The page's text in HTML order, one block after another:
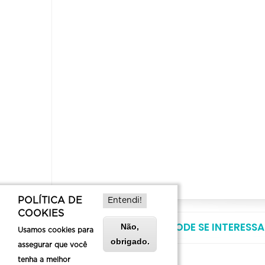
VOCÊ TAMBÉM PODE SE
POLÍTICA DE
COOKIES
Usamos cookies para
assegurar que você
tenha a melhor
Entendi!
Não,
obrigado.